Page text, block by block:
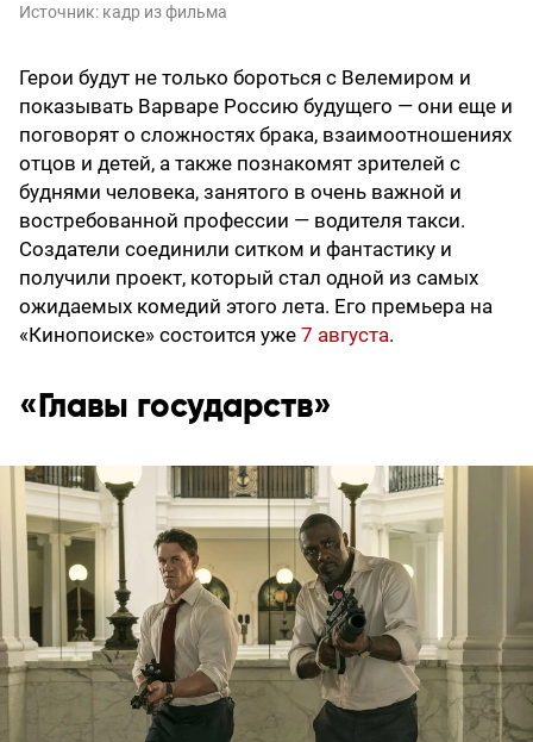
Источник: кадр из фильма
Герои будут не только бороться с Велемиром и
показывать Варваре Россию будущего — они еще и
поговорят о сложностях брака, взаимоотношениях
отцов и детей, а также познакомят зрителей с
буднями человека, занятого в очень важной и
востребованной профессии — водителя такси.
Создатели соединили ситком и фантастику и
получили проект, который стал одной из самых
ожидаемых комедий этого лета. Его премьера на
«Кинопоиске» состоится уже 7 августа.
«Главы государств»